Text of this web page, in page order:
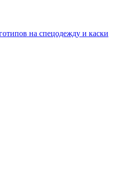
на спецодежду и каски